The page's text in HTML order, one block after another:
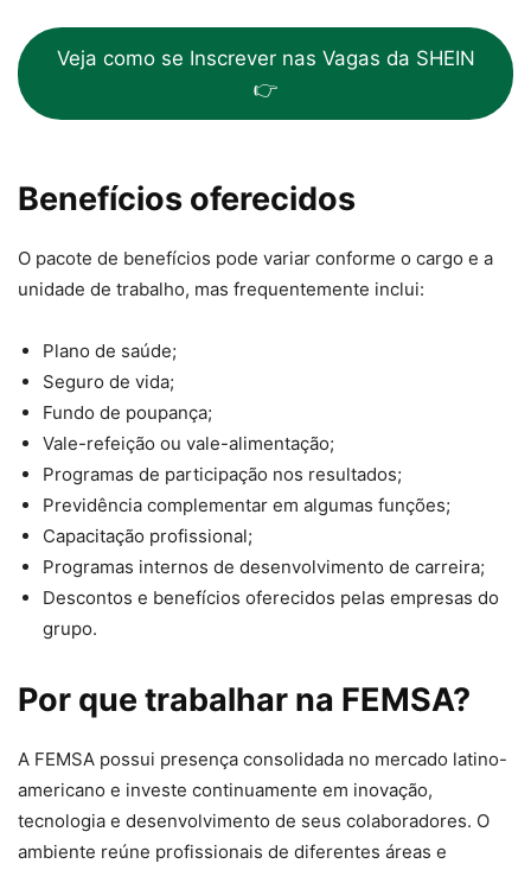
Veja como se Inscrever nas Vagas da SHEIN
👉
Benefícios oferecidos
O pacote de benefícios pode variar conforme o cargo e a
unidade de trabalho, mas frequentemente inclui:
Plano de saúde;
Seguro de vida;
Fundo de poupança;
Vale-refeição ou vale-alimentação;
Programas de participação nos resultados;
Previdência complementar em algumas funções;
Capacitação profissional;
Programas internos de desenvolvimento de carreira;
Descontos e benefícios oferecidos pelas empresas do
grupo.
Por que trabalhar na FEMSA?
A FEMSA possui presença consolidada no mercado latino-
americano e investe continuamente em inovação,
tecnologia e desenvolvimento de seus colaboradores. O
ambiente reúne profissionais de diferentes áreas e